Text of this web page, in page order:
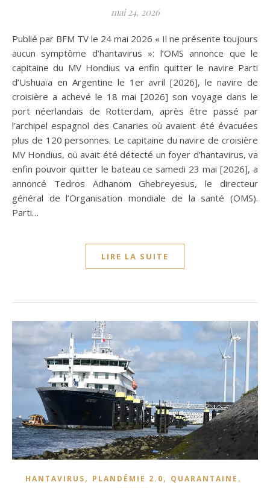
mai 24, 2026
Publié par BFM TV le 24 mai 2026 « Il ne présente toujours
aucun symptôme d’hantavirus »: l’OMS annonce que le
capitaine du MV Hondius va enfin quitter le navire Parti
d’Ushuaïa en Argentine le 1er avril [2026], le navire de
croisière a achevé le 18 mai [2026] son voyage dans le
port néerlandais de Rotterdam, après être passé par
l’archipel espagnol des Canaries où avaient été évacuées
plus de 120 personnes. Le capitaine du navire de croisière
MV Hondius, où avait été détecté un foyer d’hantavirus, va
enfin pouvoir quitter le bateau ce samedi 23 mai [2026], a
annoncé Tedros Adhanom Ghebreyesus, le directeur
général de l’Organisation mondiale de la santé (OMS).
Parti…
LIRE LA SUITE
HANTAVIRUS, PLANDÉMIE 2.0, QUARANTAINE ,